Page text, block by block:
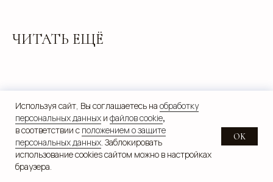
ЧИТАТЬ ЕЩЁ
Используя сайт, Вы соглашаетесь на обработку
персональных данных и файлов cookie,
в соответствии с положением о защите
персональных данных. Заблокировать
использование cookies сайтом можно в настройках
браузера.
OK